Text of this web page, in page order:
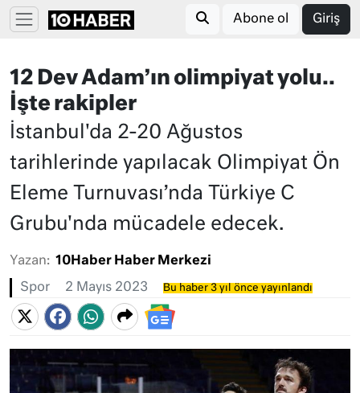
Abone ol Giriş
12 Dev Adam’ın olimpiyat yolu..
İşte rakipler
İstanbul'da 2-20 Ağustos
tarihlerinde yapılacak Olimpiyat Ön
Eleme Turnuvası’nda Türkiye C
Grubu'nda mücadele edecek.
Yazan: 10Haber Haber Merkezi
Spor 2 Mayıs 2023 Bu haber 3 yıl önce yayınlandı